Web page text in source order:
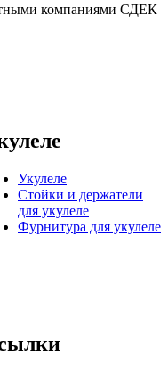
компаниями СДЕК
Укулеле
Стойки и держатели
для укулеле
Фурнитура для укулеле